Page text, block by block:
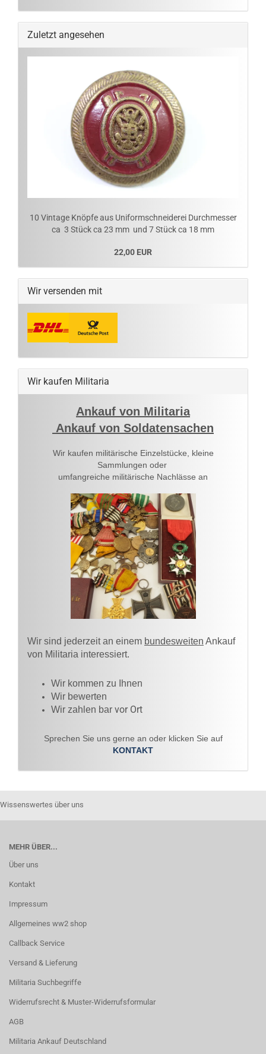
Zuletzt angesehen
10 Vintage Knöpfe aus Uniformschneiderei Durchmesser
ca 3 Stück ca 23 mm und 7 Stück ca 18 mm
22,00 EUR
Wir versenden mit
Wir kaufen Militaria
Ankauf von Militaria
Ankauf von Soldatensachen
Wir kaufen militärische Einzelstücke, kleine
Sammlungen oder
umfangreiche militärische Nachlässe an
Wir sind jederzeit an einem bundesweiten Ankauf
von Militaria interessiert.
Wir kommen zu Ihnen​
Wir bewerten
Wir zahlen bar vor Ort
Sprechen Sie uns gerne an oder klicken Sie auf
KONTAKT
Wissenswertes über uns
MEHR ÜBER...
Über uns
Kontakt
Impressum
Allgemeines ww2 shop
Callback Service
Versand & Lieferung
Militaria Suchbegriffe
Widerrufsrecht & Muster-Widerrufsformular
AGB
Militaria Ankauf Deutschland